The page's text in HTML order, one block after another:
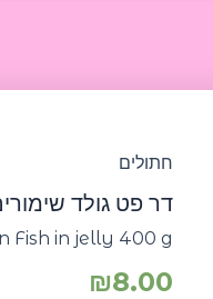
חתולים
דר פט גולד שימורים
Fish in jelly 400 g
₪8.00